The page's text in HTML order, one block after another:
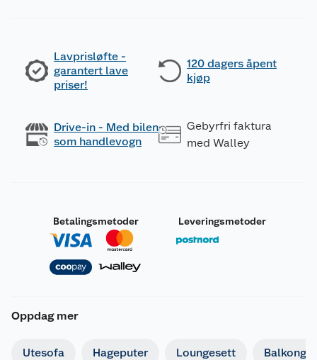
Lavprisløfte -
garantert lave
priser!
120 dagers åpent
kjøp
Drive-in - Med bilen
som handlevogn
Gebyrfri faktura
med Walley
Betalingsmetoder Leveringsmetoder
Oppdag mer
Utesofa Hageputer Loungesett